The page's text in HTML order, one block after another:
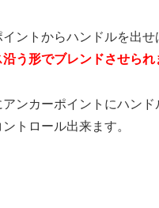
ントからハンドルを出せ
う形でブレンドさせられ
アンカーポイントにハン
トロール出来ます。